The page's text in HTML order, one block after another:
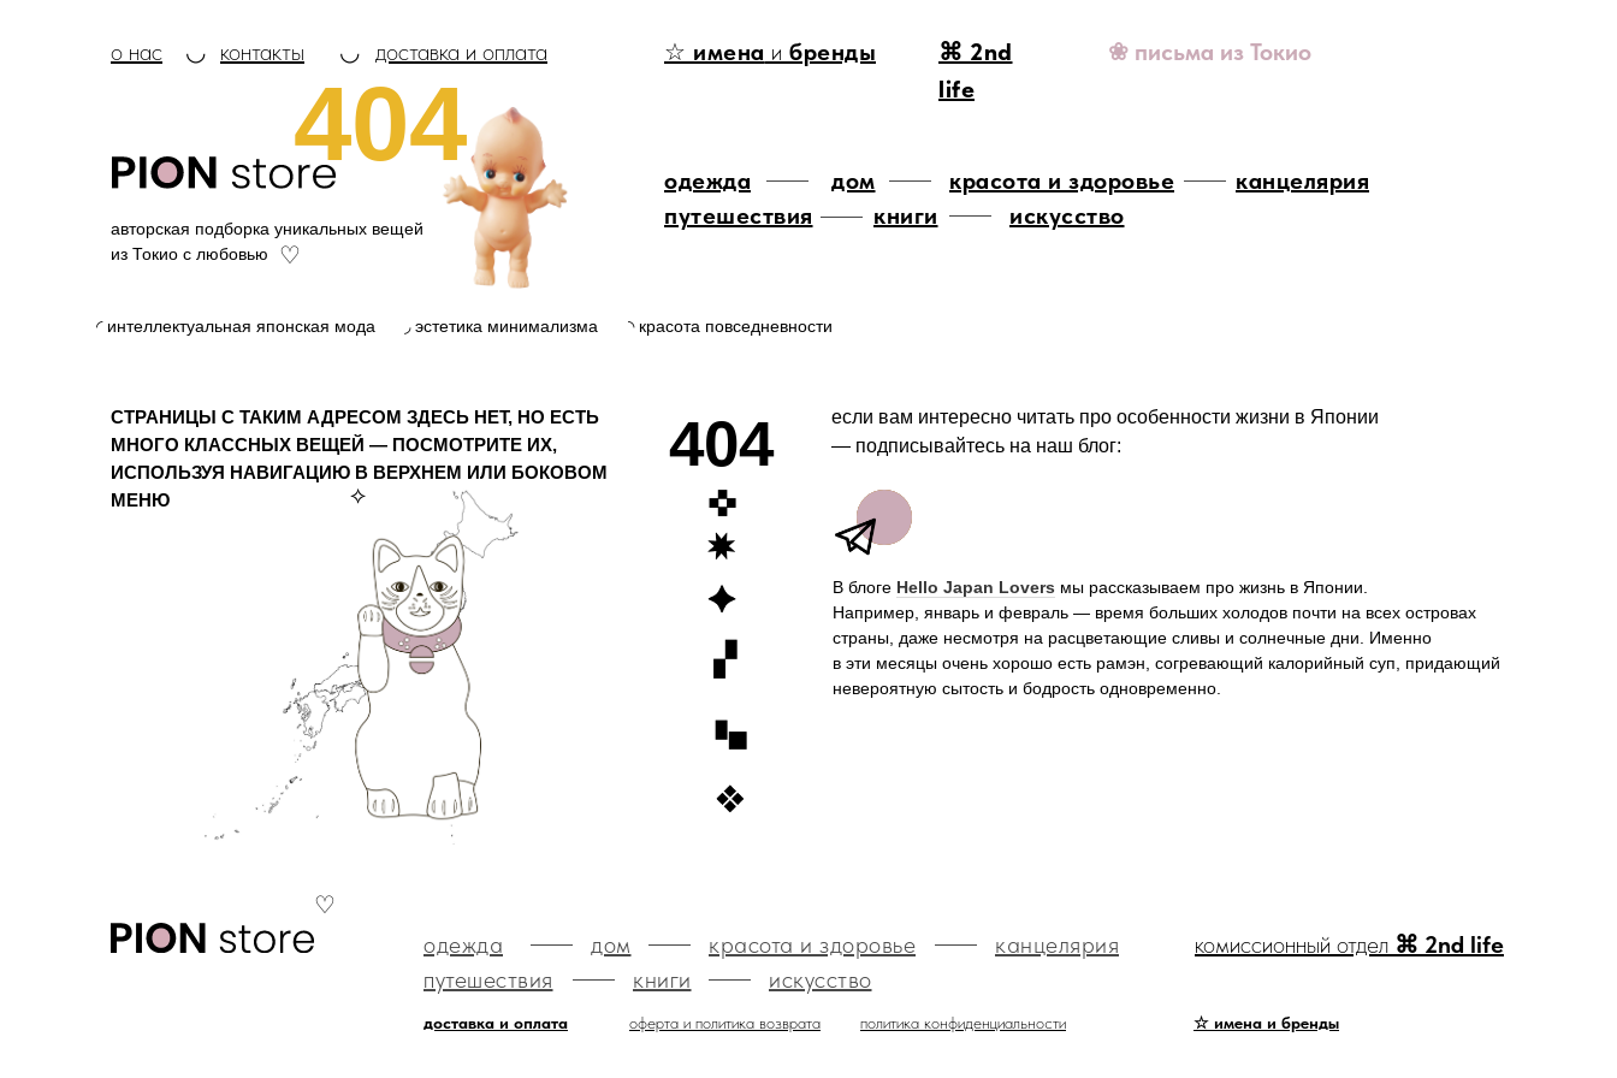
книги искусство
дом канцелярия
красота и здоровье
одежда
путешествия
авторская подборка уникальных вещей
из Токио с любовью
♡
◝ красота повседневности
◜ интеллектуальная японская мода ◞ эстетика минимализма
404
⌘ 2nd
life
☆ имена и бренды
доставка и оплата
◡ ◡
контакты
о нас ❀ письма из Токио
СТРАНИЦЫ С ТАКИМ АДРЕСОМ ЗДЕСЬ НЕТ, НО ЕСТЬ
МНОГО КЛАССНЫХ ВЕЩЕЙ — ПОСМОТРИТЕ ИХ,
ИСПОЛЬЗУЯ НАВИГАЦИЮ В ВЕРХНЕМ ИЛИ БОКОВОМ
МЕНЮ
⟡
В блоге Hello Japan Lovers мы рассказываем про жизнь в Японии.
Например, январь и февраль — время больших холодов почти на всех островах
страны, даже несмотря на расцветающие сливы и солнечные дни. Именно
в эти месяцы очень хорошо есть рамэн, согревающий калорийный суп, придающий
невероятную сытость и бодрость одновременно.
если вам интересно читать про особенности жизни в Японии
— подписывайтесь на наш блог:
404
♡
комиссионный отдел ⌘ 2nd life
доставка и оплата оферта и политика возврата политика конфиденциальности ☆ имена и бренды
одежда красота и здоровье канцелярия
дом
искусство
книги
путешествия